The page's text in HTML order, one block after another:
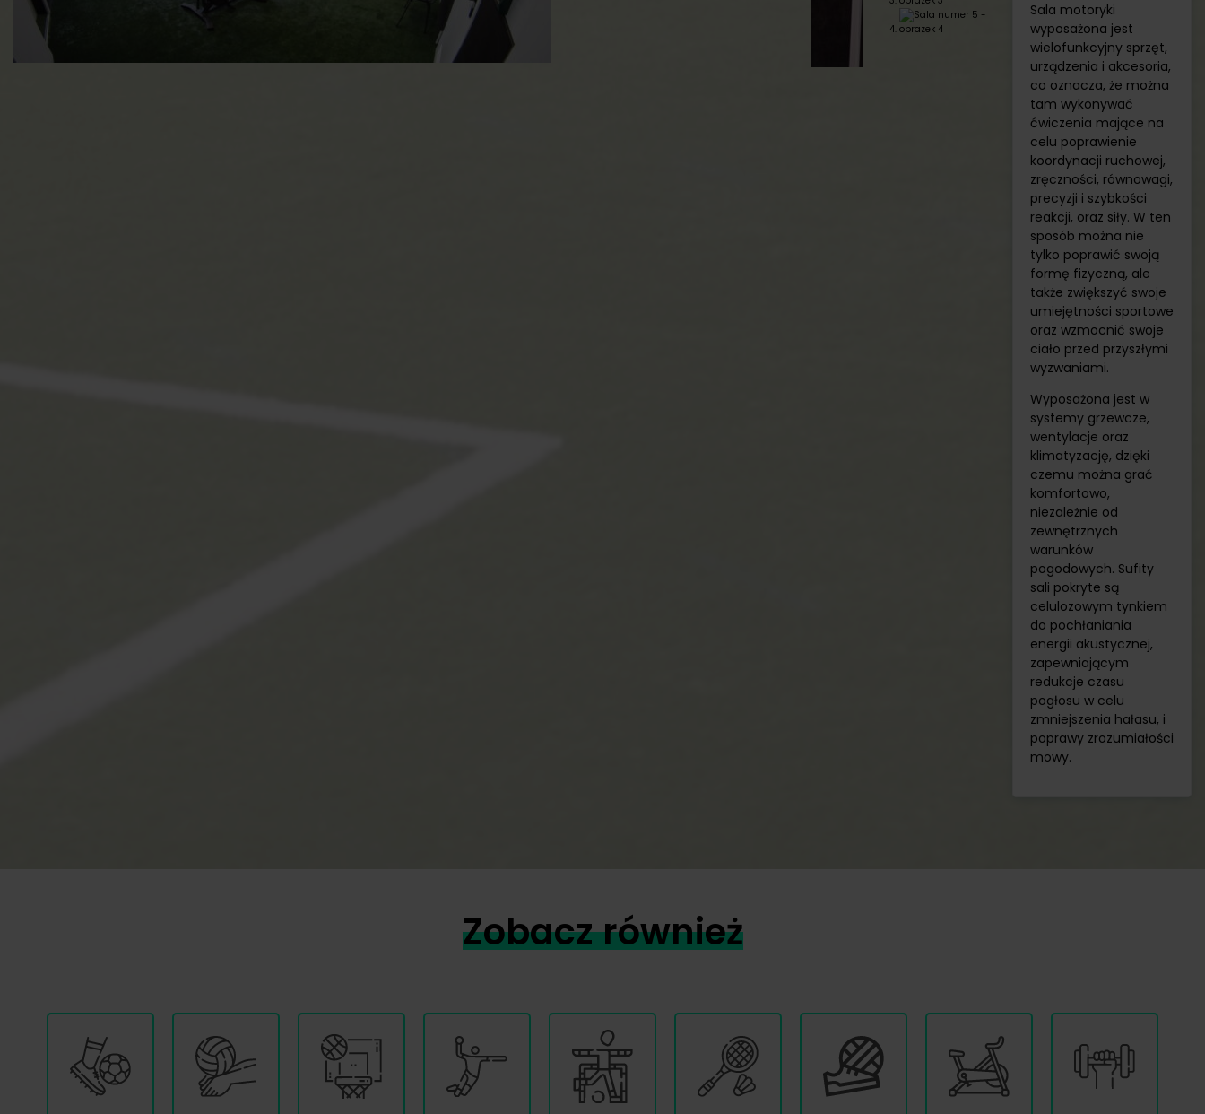
Sala motoryki
wyposażona jest
wielofunkcyjny sprzęt,
urządzenia i akcesoria,
co oznacza, że można
tam wykonywać
ćwiczenia mające na
celu poprawienie
koordynacji ruchowej,
zręczności, równowagi,
precyzji i szybkości
reakcji, oraz siły. W ten
sposób można nie
tylko poprawić swoją
formę fizyczną, ale
także zwiększyć swoje
umiejętności sportowe
oraz wzmocnić swoje
ciało przed przyszłymi
wyzwaniami.
Wyposażona jest w
systemy grzewcze,
wentylacje oraz
klimatyzację, dzięki
czemu można grać
komfortowo,
niezależnie od
zewnętrznych
warunków
pogodowych. Sufity
sali pokryte są
celulozowym tynkiem
do pochłaniania
energii akustycznej,
zapewniającym
redukcje czasu
pogłosu w celu
zmniejszenia hałasu, i
poprawy zrozumiałości
mowy.
Zobacz również